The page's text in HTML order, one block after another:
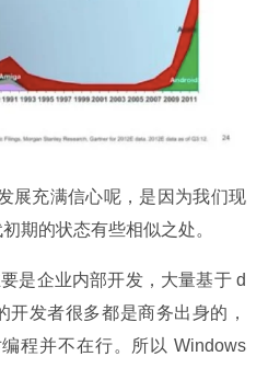
展充满信心呢，是因为我们现
期的状态有些相似之处。
是企业内部开发，大量基于 d
开发者很多都是商务出身的，
程并不在行。所以 Windows